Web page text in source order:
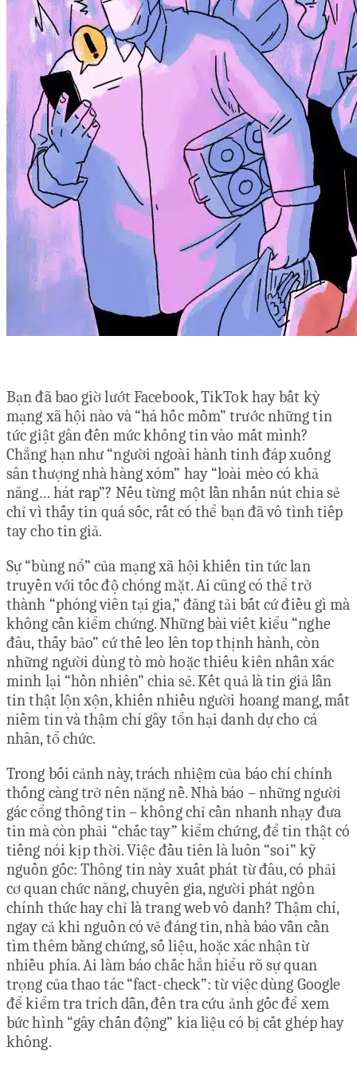
Bạn đã bao giờ lướt Facebook, TikTok hay bất kỳ
mạng xã hội nào và “há hốc mồm” trước những tin
tức giật gân đến mức không tin vào mắt mình?
Chẳng hạn như “người ngoài hành tinh đáp xuống
sân thượng nhà hàng xóm” hay “loài mèo có khả
năng… hát rap”? Nếu từng một lần nhấn nút chia sẻ
chỉ vì thấy tin quá sốc, rất có thể bạn đã vô tình tiếp
tay cho tin giả.
Sự “bùng nổ” của mạng xã hội khiến tin tức lan
truyền với tốc độ chóng mặt. Ai cũng có thể trở
thành “phóng viên tại gia,” đăng tải bất cứ điều gì mà
không cần kiểm chứng. Những bài viết kiểu “nghe
đâu, thấy bảo” cứ thế leo lên top thịnh hành, còn
những người dùng tò mò hoặc thiếu kiên nhẫn xác
minh lại “hồn nhiên” chia sẻ. Kết quả là tin giả lẫn
tin thật lộn xộn, khiến nhiều người hoang mang, mất
niềm tin và thậm chí gây tổn hại danh dự cho cá
nhân, tổ chức.
Trong bối cảnh này, trách nhiệm của báo chí chính
thống càng trở nên nặng nề. Nhà báo – những người
gác cổng thông tin – không chỉ cần nhanh nhạy đưa
tin mà còn phải “chắc tay” kiểm chứng, để tin thật có
tiếng nói kịp thời. Việc đầu tiên là luôn “soi” kỹ
nguồn gốc: Thông tin này xuất phát từ đâu, có phải
cơ quan chức năng, chuyên gia, người phát ngôn
chính thức hay chỉ là trang web vô danh? Thậm chí,
ngay cả khi nguồn có vẻ đáng tin, nhà báo vẫn cần
tìm thêm bằng chứng, số liệu, hoặc xác nhận từ
nhiều phía. Ai làm báo chắc hẳn hiểu rõ sự quan
trọng của thao tác “fact-check”: từ việc dùng Google
để kiểm tra trích dẫn, đến tra cứu ảnh gốc để xem
bức hình “gây chấn động” kia liệu có bị cắt ghép hay
không.